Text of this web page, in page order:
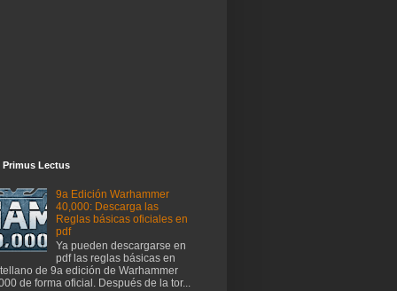
Primus Lectus
9a Edición Warhammer
40,000: Descarga las
Reglas básicas oficiales en
pdf
Ya pueden descargarse en
pdf las reglas básicas en
de 9a edición de Warhammer
de forma oficial. Después de la tor...